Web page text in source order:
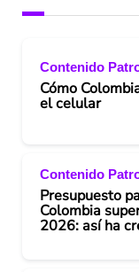
Contenido
Cómo
el celular
Contenido
Presupuesto
Colombia
2026: así ha